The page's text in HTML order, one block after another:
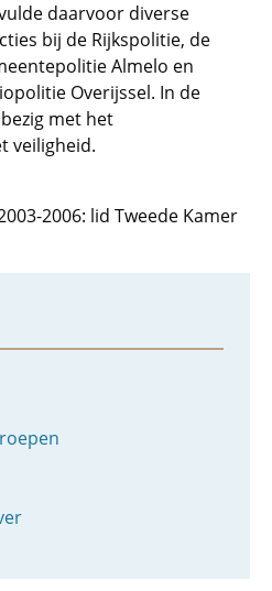
daarvoor diverse
bij de Rijkspolitie, de
Almelo en
Overijssel. In de
met het
veiligheid.
2006: lid Tweede Kamer